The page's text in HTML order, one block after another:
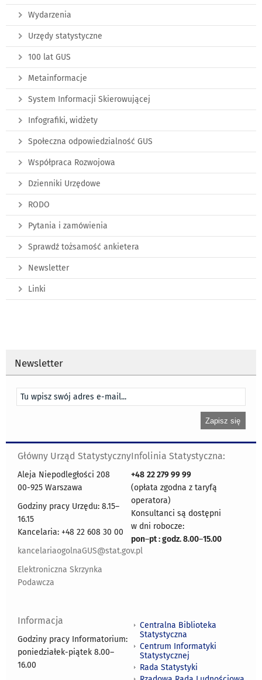
Wydarzenia
Urzędy statystyczne
100 lat GUS
Metainformacje
System Informacji Skierowującej
Infografiki, widżety
Społeczna odpowiedzialność GUS
Współpraca Rozwojowa
Dzienniki Urzędowe
RODO
Pytania i zamówienia
Sprawdź tożsamość ankietera
Newsletter
Linki
Newsletter
Główny Urząd Statystyczny
Aleja Niepodległości 208
00-925 Warszawa
Godziny pracy Urzędu: 8.15–
16.15
Kancelaria: +48 22 608 30 00
kancelariaogolnaGUS@stat.gov.pl
Elektroniczna Skrzynka
Podawcza
Infolinia Statystyczna:
+48 22 279 99 99
(opłata zgodna z taryfą
operatora)
Konsultanci są dostępni
w dni robocze:
pon–pt : godz. 8.00–15.00
Informacja
Godziny pracy Informatorium:
poniedziałek-piątek 8.00–
16.00
Centralna Biblioteka
Statystyczna
Centrum Informatyki
Statystycznej
Rada Statystyki